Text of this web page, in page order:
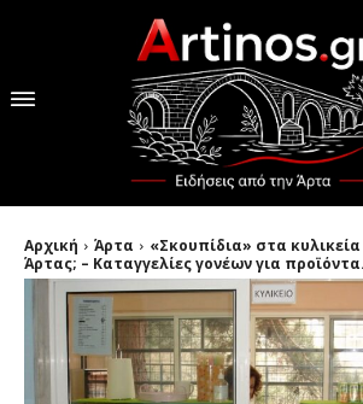
Αρχική Άρτα
«Σκουπίδια» στα
Άρτας; – Καταγγελίες γονέων για